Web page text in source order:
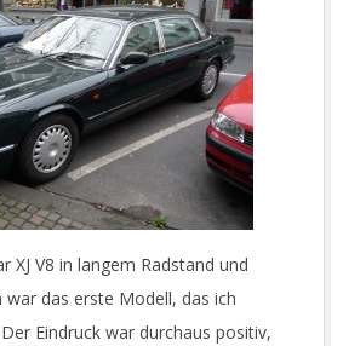
XJ V8 in langem Radstand und
war das erste Modell, das ich
Eindruck war durchaus positiv,